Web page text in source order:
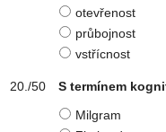
otevřenost
průbojnost
vstřícnost
S termínem
Milgram